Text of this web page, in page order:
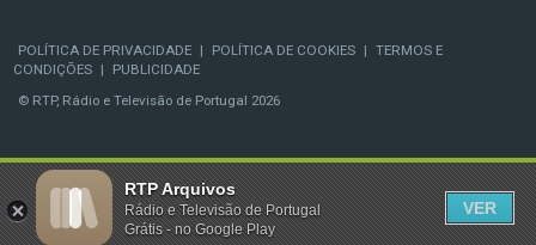
POLÍTICA DE PRIVACIDADE | POLÍTICA DE COOKIES | TERMOS E
CONDIÇÕES |
PUBLICIDADE
© RTP, Rádio e Televisão de Portugal 2026
RTP Arquivos
Rádio e Televisão de Portugal
Grátis - no Google Play
VER